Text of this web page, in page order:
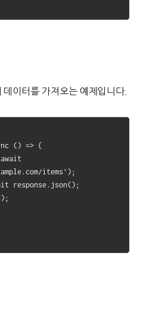
데이터를 가져오는 예제입니다.
() => {
items');